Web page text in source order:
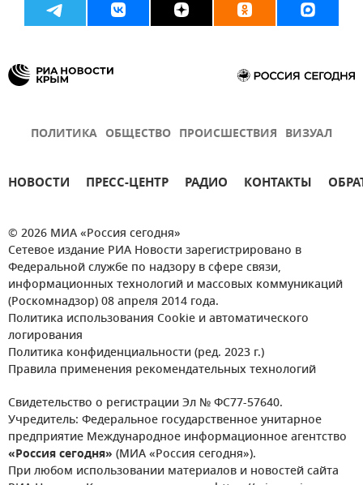
ПОЛИТИКА ОБЩЕСТВО ПРОИСШЕСТВИЯ ВИЗУАЛ
НОВОСТИ ПРЕСС-ЦЕНТР РАДИО КОНТАКТЫ
© 2026 МИА «Россия сегодня»
Сетевое издание РИА Новости зарегистрировано в
Федеральной службе по надзору в сфере связи,
информационных технологий и массовых коммуникаций
(Роскомнадзор) 08 апреля 2014 года.
Политика использования Cookie и автоматического
логирования
Политика конфиденциальности (ред. 2023 г.)
Правила применения рекомендательных технологий
Свидетельство о регистрации Эл № ФС77-57640.
Учредитель: Федеральное государственное унитарное
предприятие Международное информационное агентство
«Россия сегодня» (МИА «Россия сегодня»).
При любом использовании материалов и новостей сайта